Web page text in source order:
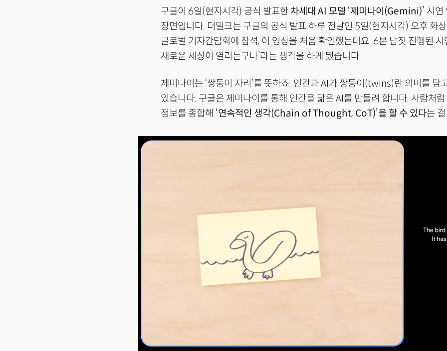
구글이 6일(현지시각) 공식 발표한 차세대 AI 모델 ‘제미나이(Gemini)’ 시연
장면입니다. 더밀크는 구글의 공식 발표 하루 전날인 5일(현지시각) 오후 화
글로벌 기자간담회에 참석, 이 영상을 처음 확인했는데요. 6분 남짓 진행된 시
새로운 세상이 열리는구나’라는 생각을 하게 됐습니다.
제미나이는 ‘쌍둥이 자리’를 뜻하죠. 인간과 AI가 쌍둥이(twins)란 의미를 담
있습니다. 구글은 제미나이를 통해 인간을 닮은 AI를 만들려 합니다. 사람처
정보를 종합해 ‘연속적인 생각(Chain of Thought, CoT)’을 할 수 있다는